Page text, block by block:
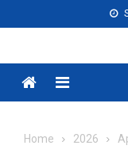
to
Menu
Home 2026